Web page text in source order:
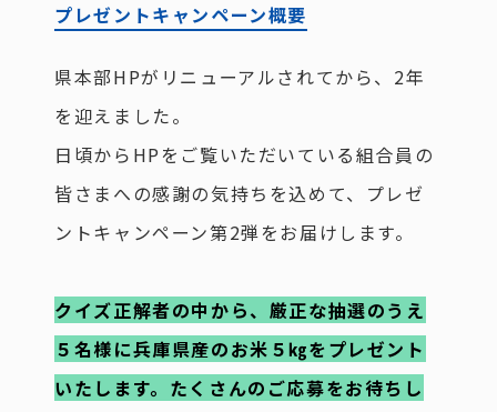
プレゼントキャンペーン概要
県本部HPがリニューアルされてから、2年
を迎えました。
日頃からHPをご覧いただいている組合員の
皆さまへの感謝の気持ちを込めて、プレゼ
ントキャンペーン第2弾をお届けします。
クイズ正解者の中から、厳正な抽選のうえ
５名様に兵庫県産のお米５㎏をプレゼント
いたします。たくさんのご応募をお待ちし